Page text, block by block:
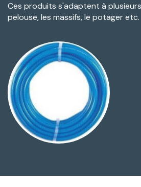
Ces produits s'adaptent à
pelouse, les massifs, le potager etc.